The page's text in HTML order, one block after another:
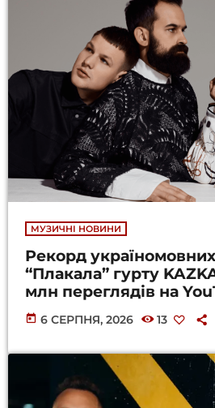
МУЗИЧНІ НОВИНИ
Рекорд
“Плакала” гурту
млн переглядів на
today 6 СЕРПНЯ, 2026 13